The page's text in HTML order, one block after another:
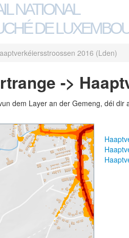
NATIONAL
DE
2016 (Lden)
->
dem Layer an der Gemeng, déi